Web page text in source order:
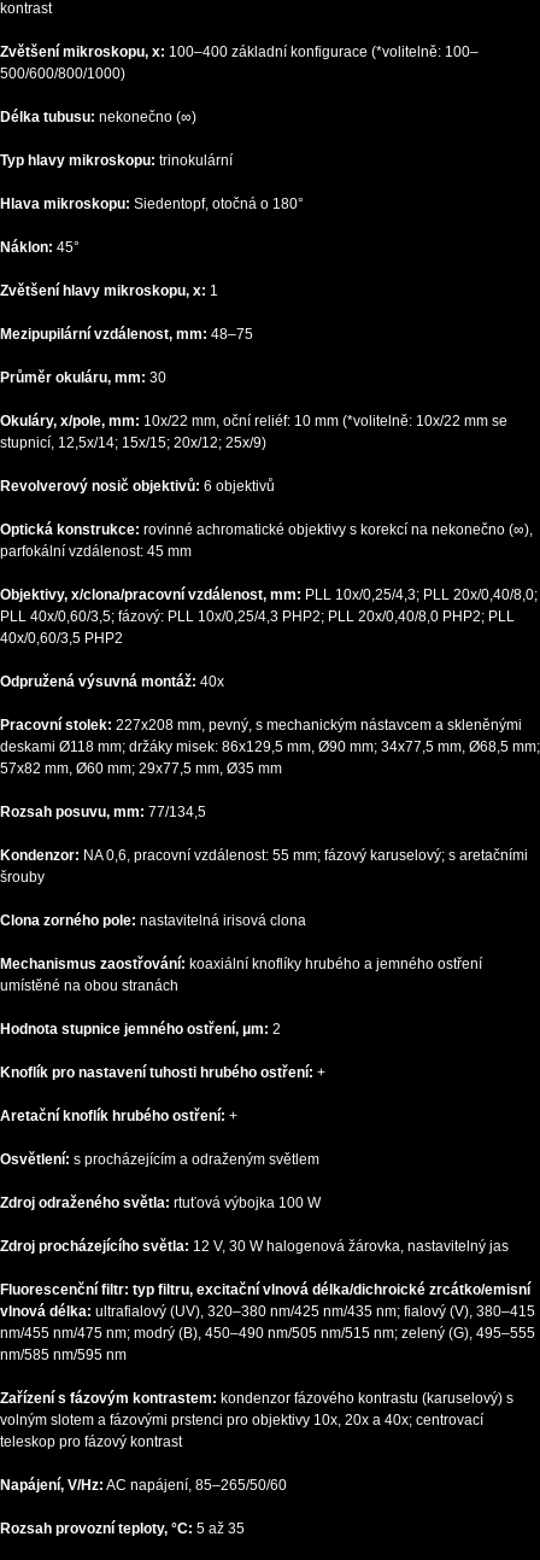
kontrast
Zvětšení mikroskopu, x: 100–400 základní konfigurace (*volitelně: 100–
500/600/800/1000)
Délka tubusu: nekonečno (∞)
Typ hlavy mikroskopu: trinokulární
Hlava mikroskopu: Siedentopf, otočná o 180°
Náklon: 45°
Zvětšení hlavy mikroskopu, x: 1
Mezipupilární vzdálenost, mm: 48–75
Průměr okuláru, mm: 30
Okuláry, x/pole, mm: 10x/22 mm, oční reliéf: 10 mm (*volitelně: 10x/22 mm se
stupnicí, 12,5x/14; 15x/15; 20x/12; 25x/9)
Revolverový nosič objektivů: 6 objektivů
Optická konstrukce: rovinné achromatické objektivy s korekcí na nekonečno (∞),
parfokální vzdálenost: 45 mm
Objektivy, x/clona/pracovní vzdálenost, mm: PLL 10x/0,25/4,3; PLL 20x/0,40/8,0;
PLL 40x/0,60/3,5; fázový: PLL 10x/0,25/4,3 PHP2; PLL 20x/0,40/8,0 PHP2; PLL
40x/0,60/3,5 PHP2
Odpružená výsuvná montáž: 40x
Pracovní stolek: 227x208 mm, pevný, s mechanickým nástavcem a skleněnými
deskami Ø118 mm; držáky misek: 86x129,5 mm, Ø90 mm; 34x77,5 mm, Ø68,5 mm;
57x82 mm, Ø60 mm; 29x77,5 mm, Ø35 mm
Rozsah posuvu, mm: 77/134,5
Kondenzor: NA 0,6, pracovní vzdálenost: 55 mm; fázový karuselový; s aretačními
šrouby
Clona zorného pole: nastavitelná irisová clona
Mechanismus zaostřování: koaxiální knoflíky hrubého a jemného ostření
umístěné na obou stranách
Hodnota stupnice jemného ostření, μm: 2
Knoflík pro nastavení tuhosti hrubého ostření: +
Aretační knoflík hrubého ostření: +
Osvětlení: s procházejícím a odraženým světlem
Zdroj odraženého světla: rtuťová výbojka 100 W
Zdroj procházejícího světla: 12 V, 30 W halogenová žárovka, nastavitelný jas
Fluorescenční filtr: typ filtru, excitační vlnová délka/dichroické zrcátko/emisní
vlnová délka: ultrafialový (UV), 320–380 nm/425 nm/435 nm; fialový (V), 380–415
nm/455 nm/475 nm; modrý (B), 450–490 nm/505 nm/515 nm; zelený (G), 495–555
nm/585 nm/595 nm
Zařízení s fázovým kontrastem: kondenzor fázového kontrastu (karuselový) s
volným slotem a fázovými prstenci pro objektivy 10x, 20x a 40x; centrovací
teleskop pro fázový kontrast
Napájení, V/Hz: AC napájení, 85–265/50/60
Rozsah provozní teploty, °C: 5 až 35